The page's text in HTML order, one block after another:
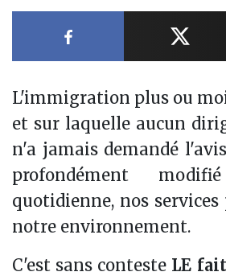
Partager sur
L'immigration plus ou
et sur laquelle aucun
n'a jamais demandé
profondément
quotidienne, nos
notre environnement.
C'est sans conteste LE